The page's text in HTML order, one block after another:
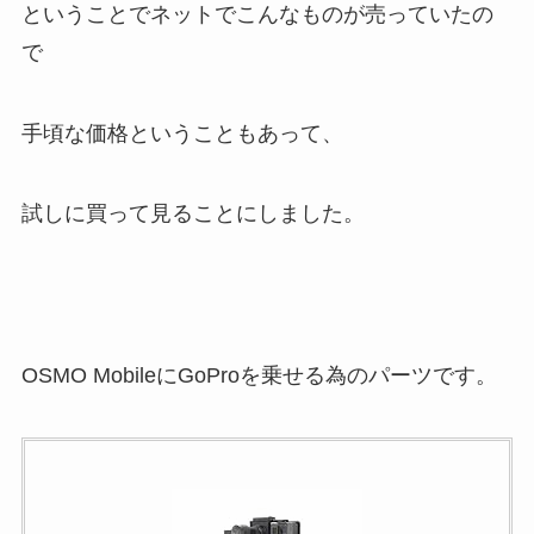
ということでネットでこんなものが売っていたの
で
手頃な価格ということもあって、
試しに買って見ることにしました。
OSMO MobileにGoProを乗せる為のパーツです。